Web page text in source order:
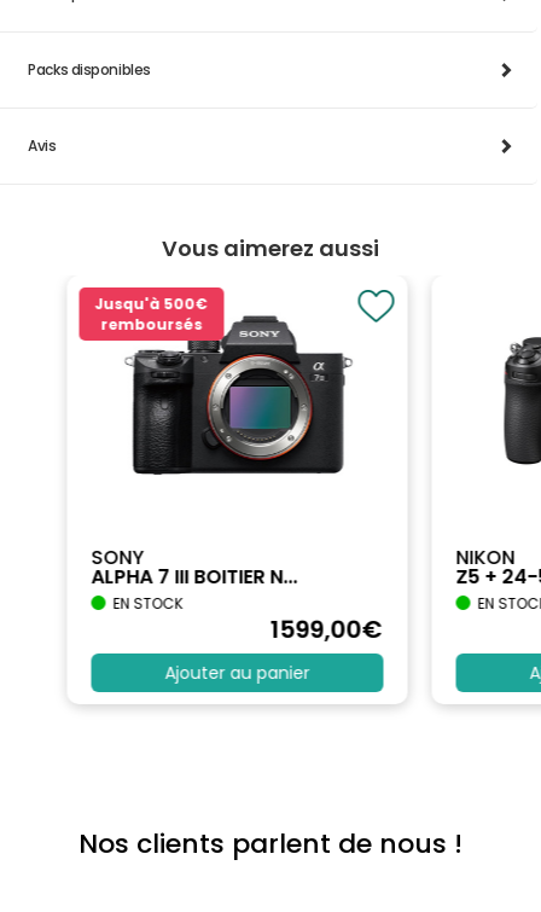
Packs disponibles
Avis
Vous aimerez aussi
Jusqu'à 500€
remboursés
SONY
ALPHA 7 III BOITIER N...
EN STOCK
1599,00€
Ajouter au panier
NIKON
Z5 +
EN
Nos clients parlent de nous !